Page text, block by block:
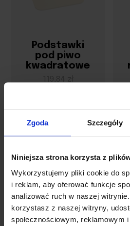
Zgoda Szczegóły
Niniejsza strona korzysta z
Wykorzystujemy pliki cookie do
i reklam, aby oferować funkcje
analizować ruch w naszej
korzystasz z naszej witryny,
społecznościowym, reklamowym i
Podstawki
pod piwo
kwadratowe